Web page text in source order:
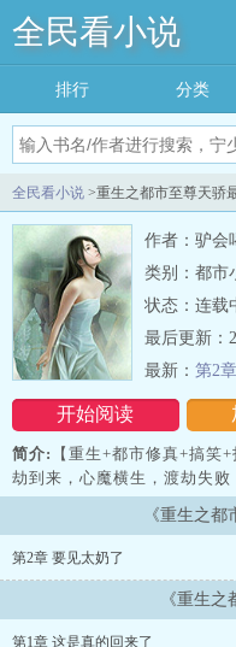
全民看小说
排行 分类
全民看小说 >重生之都市至尊天骄
作者：驴会
类别：都市
状态：连载
开始阅读
最后更新：
最新： 第2
简介:
【重生+都市修真+搞笑
劫到来，心魔横生，渡劫失
笑，重生节点正遇女友伙同
进监狱，通通一力破万法，
许多地球他不知道的秘密，获
《重生之
第2章 要见太奶了
《重生
第1章 这是真的回来了